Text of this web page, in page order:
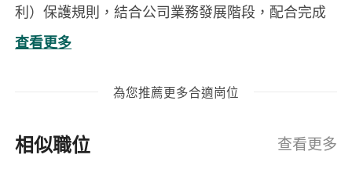
利）保護規則，結合公司業務發展階段，配合完成
海外知識產權佈局與規劃方案；
利申請）、維護及防禦工作，對接內外部資源（代
查看更多
為您推薦更多合適崗位
相似職位 查看更多